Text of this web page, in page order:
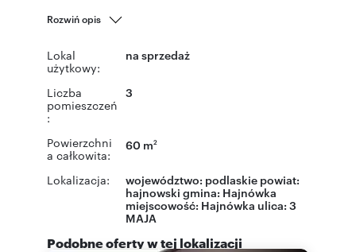
Rozwiń opis
Lokal
użytkowy:
na sprzedaż
Liczba
pomieszczeń
:
3
Powierzchni
a całkowita:
60 m2
Lokalizacja: województwo: podlaskie powiat:
hajnowski gmina: Hajnówka
miejscowość: Hajnówka ulica: 3
MAJA
Podobne oferty w tej lokalizacji